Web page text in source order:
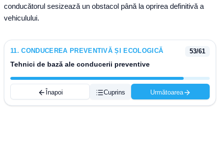
conducătorul sesizează un obstacol până la oprirea definitivă a
vehiculului.
11.CONDUCEREA PREVENTIVĂ ȘI ECOLOGICĂ
Tehnici de bază ale conducerii preventive
53/61
Înapoi Cuprins Următoarea